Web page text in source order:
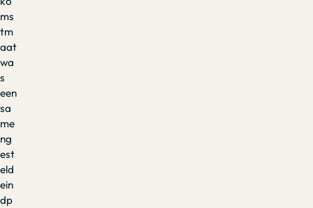
ms
tm
aat
wa
s
een
sa
me
ng
est
eld
ein
dp